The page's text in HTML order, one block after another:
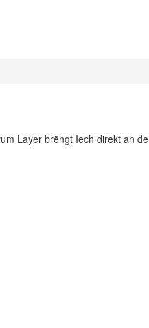
Layer brëngt Iech direkt an de